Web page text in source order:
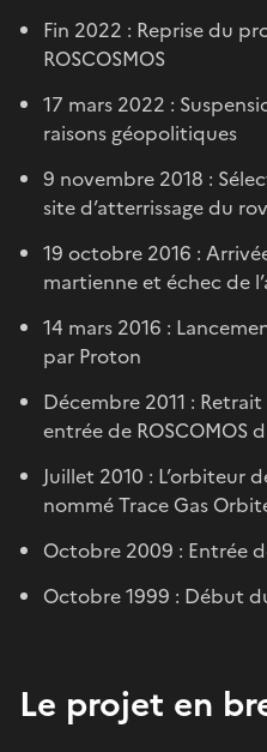
Fin 2022 : Reprise du
ROSCOSMOS
17 mars 2022 :
raisons géopolitiques
9 novembre 2018 :
site d’atterrissage du
19 octobre 2016 :
martienne et échec de
14 mars 2016 :
par Proton
Décembre 2011 :
entrée de ROSCOMOS
Juillet 2010 : L’orbiteur
nommé Trace Gas
Octobre 2009 : Entrée
Octobre 1999 : Début
Le projet en